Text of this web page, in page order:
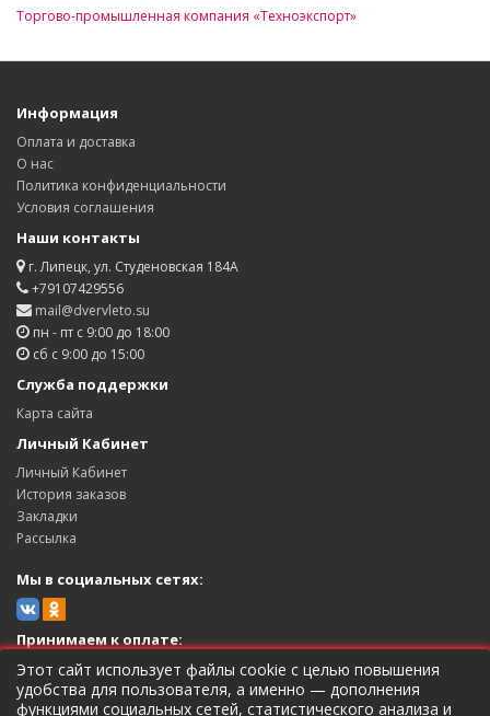
Торгово-промышленная компания «Техноэкспорт»
Информация
Оплата и доставка
О нас
Политика конфиденциальности
Условия соглашения
Наши контакты
г. Липецк, ул. Студеновская 184А
+79107429556
mail@dvervleto.su
пн - пт с 9:00 до 18:00
сб с 9:00 до 15:00
Служба поддержки
Карта сайта
Личный Кабинет
Личный Кабинет
История заказов
Закладки
Рассылка
Мы в социальных сетях:
Принимаем к оплате:
Этот сайт использует файлы cookie с целью повышения
удобства для пользователя, а именно — дополнения
функциями социальных сетей, статистического анализа и